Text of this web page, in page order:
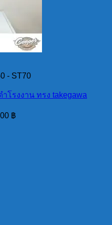
- ST70
โรงงาน ทรง takegawa
฿